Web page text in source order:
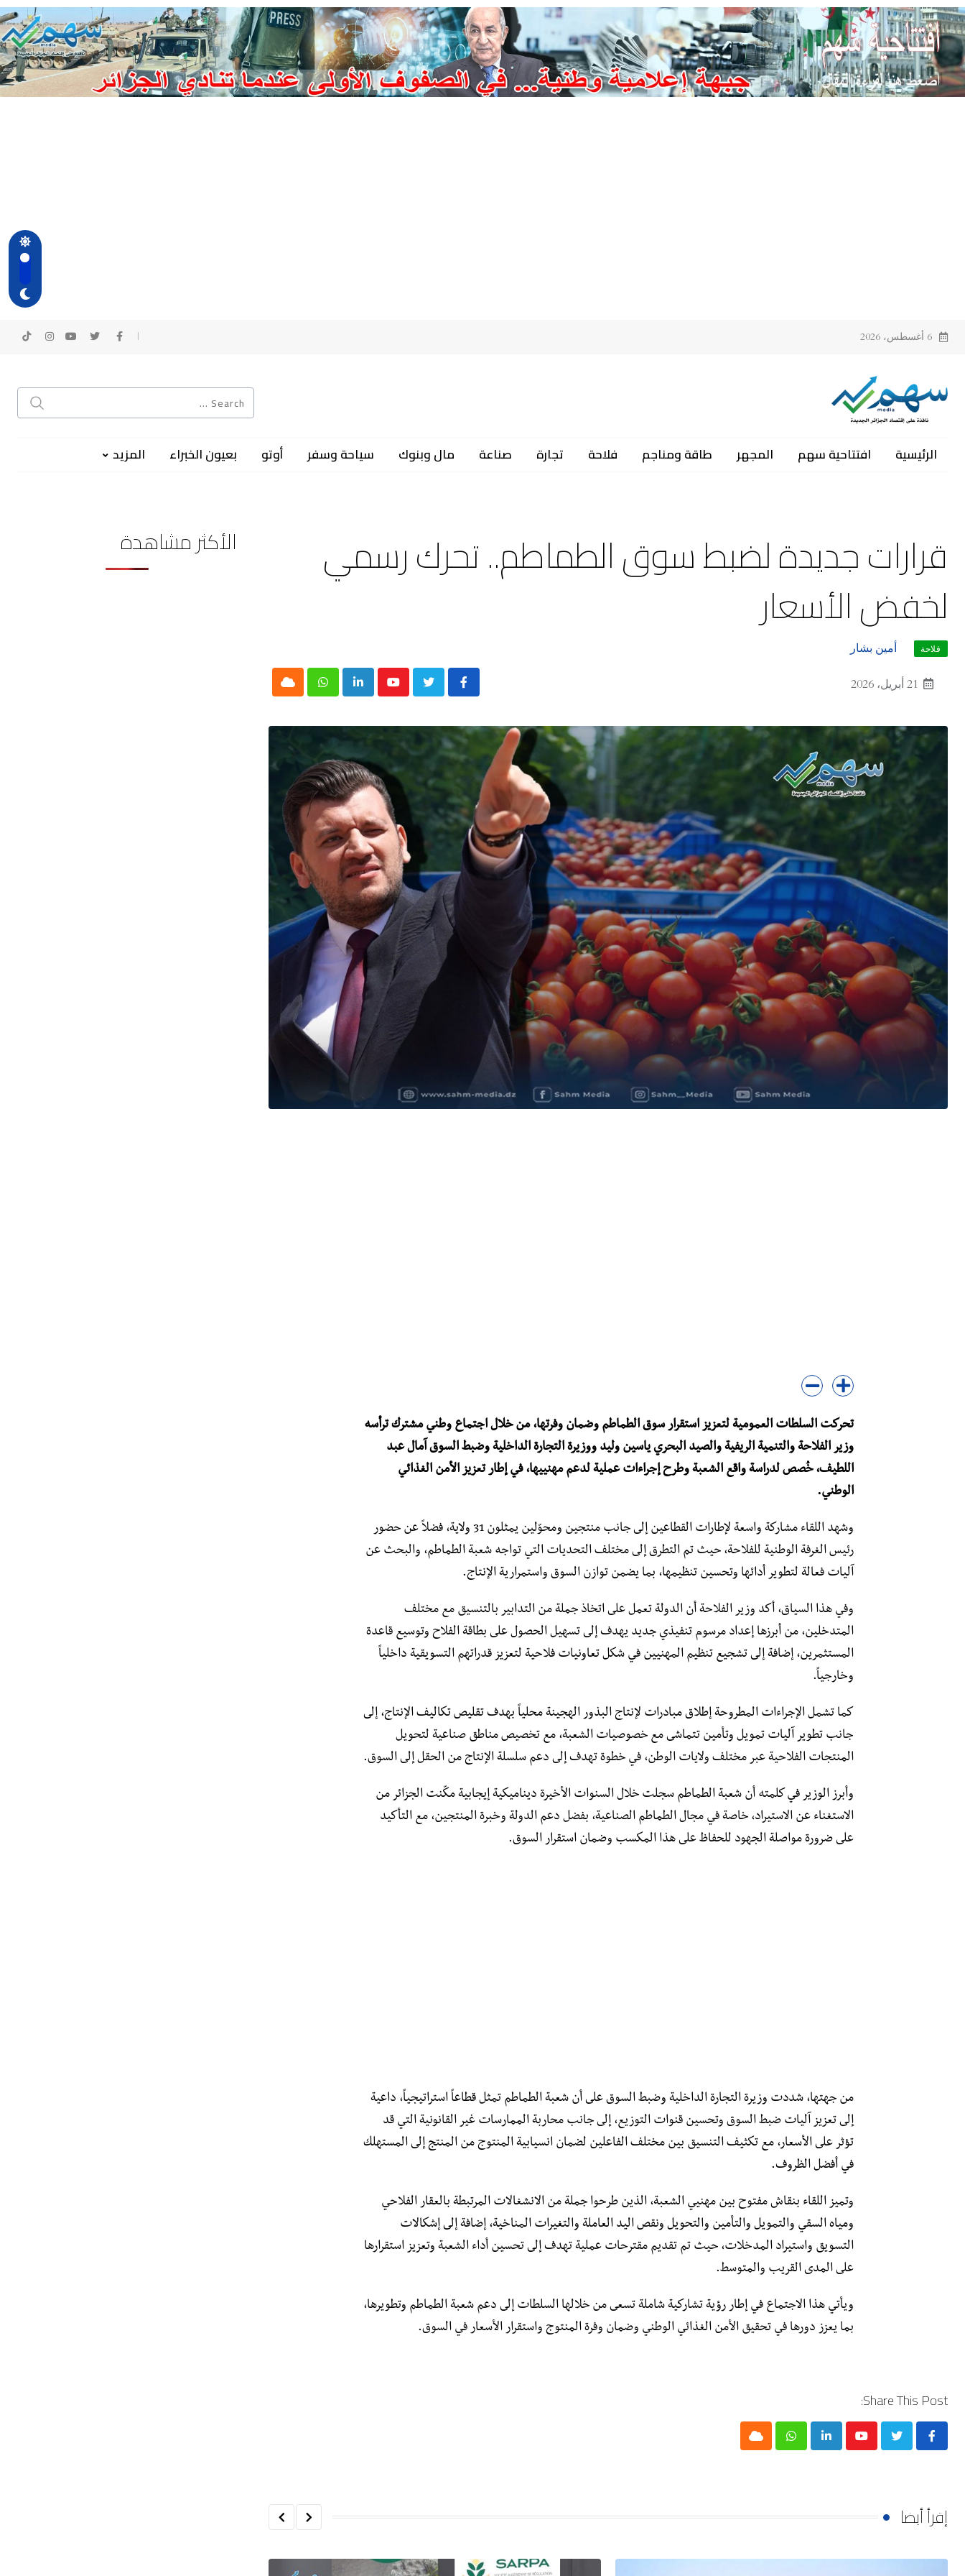
Skip
to
content
6 أغسطس، 2026
الرئيسية افتتاحية سهم المجهر طاقة ومناجم فلاحة تجارة صناعة مال وبنوك سياحة وسفر أوتو بعيون الخبراء المزيد
قرارات جديدة لضبط سوق الطماطم.. تحرك رسمي
لخفض الأسعار
فلاحة أمين بشار
21 أبريل، 2026 Youtube
LinkedIn
Whatsapp
Cloud
تحركت السلطات العمومية لتعزيز استقرار سوق الطماطم وضمان وفرتها، من خلال اجتماع وطني مشترك ترأسه
وزير الفلاحة والتنمية الريفية والصيد البحري ياسين وليد ووزيرة التجارة الداخلية وضبط السوق آمال عبد
اللطيف، خُصص لدراسة واقع الشعبة وطرح إجراءات عملية لدعم مهنييها، في إطار تعزيز الأمن الغذائي
الوطني.
وشهد اللقاء مشاركة واسعة لإطارات القطاعين إلى جانب منتجين ومحوّلين يمثلون 31 ولاية، فضلاً عن حضور
رئيس الغرفة الوطنية للفلاحة، حيث تم التطرق إلى مختلف التحديات التي تواجه شعبة الطماطم، والبحث عن
آليات فعالة لتطوير أدائها وتحسين تنظيمها، بما يضمن توازن السوق واستمرارية الإنتاج.
وفي هذا السياق، أكد وزير الفلاحة أن الدولة تعمل على اتخاذ جملة من التدابير بالتنسيق مع مختلف
المتدخلين، من أبرزها إعداد مرسوم تنفيذي جديد يهدف إلى تسهيل الحصول على بطاقة الفلاح وتوسيع قاعدة
المستثمرين، إضافة إلى تشجيع تنظيم المهنيين في شكل تعاونيات فلاحية لتعزيز قدراتهم التسويقية داخلياً
وخارجياً.
كما تشمل الإجراءات المطروحة إطلاق مبادرات لإنتاج البذور الهجينة محلياً بهدف تقليص تكاليف الإنتاج، إلى
جانب تطوير آليات تمويل وتأمين تتماشى مع خصوصيات الشعبة، مع تخصيص مناطق صناعية لتحويل
المنتجات الفلاحية عبر مختلف ولايات الوطن، في خطوة تهدف إلى دعم سلسلة الإنتاج من الحقل إلى السوق.
وأبرز الوزير في كلمته أن شعبة الطماطم سجلت خلال السنوات الأخيرة ديناميكية إيجابية مكّنت الجزائر من
الاستغناء عن الاستيراد، خاصة في مجال الطماطم الصناعية، بفضل دعم الدولة وخبرة المنتجين، مع التأكيد
على ضرورة مواصلة الجهود للحفاظ على هذا المكسب وضمان استقرار السوق.
من جهتها، شددت وزيرة التجارة الداخلية وضبط السوق على أن شعبة الطماطم تمثل قطاعاً استراتيجياً، داعية
إلى تعزيز آليات ضبط السوق وتحسين قنوات التوزيع، إلى جانب محاربة الممارسات غير القانونية التي قد
تؤثر على الأسعار، مع تكثيف التنسيق بين مختلف الفاعلين لضمان انسيابية المنتوج من المنتج إلى المستهلك
في أفضل الظروف.
وتميز اللقاء بنقاش مفتوح بين مهنيي الشعبة، الذين طرحوا جملة من الانشغالات المرتبطة بالعقار الفلاحي
ومياه السقي والتمويل والتأمين والتحويل ونقص اليد العاملة والتغيرات المناخية، إضافة إلى إشكالات
التسويق واستيراد المدخلات، حيث تم تقديم مقترحات عملية تهدف إلى تحسين أداء الشعبة وتعزيز استقرارها
على المدى القريب والمتوسط.
ويأتي هذا الاجتماع في إطار رؤية تشاركية شاملة تسعى من خلالها السلطات إلى دعم شعبة الطماطم وتطويرها،
بما يعزز دورها في تحقيق الأمن الغذائي الوطني وضمان وفرة المنتوج واستقرار الأسعار في السوق.
Share This Post:
Youtube
LinkedIn
Whatsapp
Cloud
إقرأ أيضا
الأكثر مشاهدة